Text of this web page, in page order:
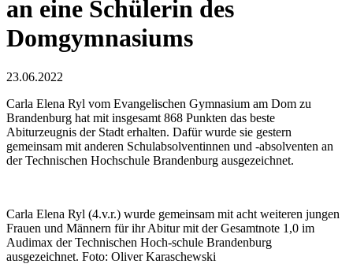
an eine Schülerin des
Domgymnasiums
23.06.2022
Carla Elena Ryl vom Evangelischen Gymnasium am Dom zu
Brandenburg hat mit insgesamt 868 Punkten das beste
Abiturzeugnis der Stadt erhalten. Dafür wurde sie gestern
gemeinsam mit anderen Schulabsolventinnen und -absolventen an
der Technischen Hochschule Brandenburg ausgezeichnet.
Carla Elena Ryl (4.v.r.) wurde gemeinsam mit acht weiteren jungen
Frauen und Männern für ihr Abitur mit der Gesamtnote 1,0 im
Audimax der Technischen Hoch-schule Brandenburg
ausgezeichnet. Foto: Oliver Karaschewski